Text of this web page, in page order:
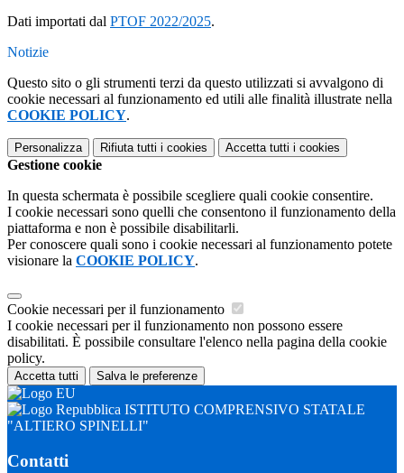
Dati importati dal PTOF 2022/2025.
Notizie
Questo sito o gli strumenti terzi da questo utilizzati si avvalgono di
cookie necessari al funzionamento ed utili alle finalità illustrate nella
COOKIE POLICY.
Personalizza Rifiuta tutti i cookies Accetta tutti i cookies
Gestione cookie
In questa schermata è possibile scegliere quali cookie consentire.
I cookie necessari sono quelli che consentono il funzionamento della
piattaforma e non è possibile disabilitarli.
Per conoscere quali sono i cookie necessari al funzionamento potete
visionare la COOKIE POLICY.
Cookie necessari per il funzionamento
I cookie necessari per il funzionamento non possono essere
disabilitati. È possibile consultare l'elenco nella pagina della cookie
policy.
Accetta tutti Salva le preferenze
ISTITUTO COMPRENSIVO STATALE
"ALTIERO SPINELLI"
Contatti